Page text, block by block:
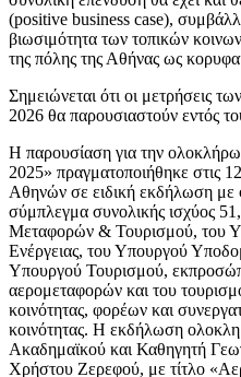
(positive business case),
βιωσιμότητα των τοπικών
της πόλης της Αθήνας ως
Σημειώνεται ότι οι μετρήσεις
2026 θα παρουσιαστούν εντός
Η παρουσίαση για την
2025» πραγματοποιήθηκε στις
Αθηνών σε ειδική εκδήλωση με
σύμπλεγμα συνολικής ισχύος
Μεταφορών & Τουρισμού, του
Ενέργειας, του Υπουργού
Υπουργού Τουρισμού,
αερομεταφορών και του
κοινότητας, φορέων και
κοινότητας. Η εκδήλωση
Ακαδημαϊκού και Καθηγητή
Χρήστου Ζερεφού, με τίτλο